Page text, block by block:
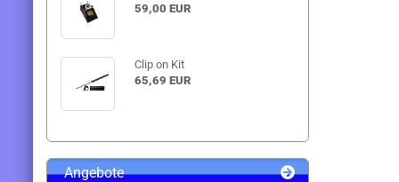
59,00 EUR
Clip on Kit
65,69 EUR
Angebote